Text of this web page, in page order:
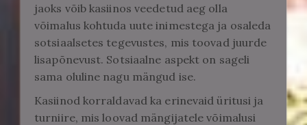
jaoks võib kasiinos veedetud aeg olla
võimalus kohtuda uute inimestega ja osaleda
sotsiaalsetes tegevustes, mis toovad juurde
lisapõnevust. Sotsiaalne aspekt on sageli
sama oluline nagu mängud ise.
Kasiinod korraldavad ka erinevaid üritusi ja
turniire, mis loovad mängijatele võimalusi